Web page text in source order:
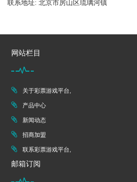
联系地址: 北京市房山区琉璃河镇
网站栏目
关于彩票游戏平台,
产品中心
新闻动态
招商加盟
联系彩票游戏平台,
邮箱订阅